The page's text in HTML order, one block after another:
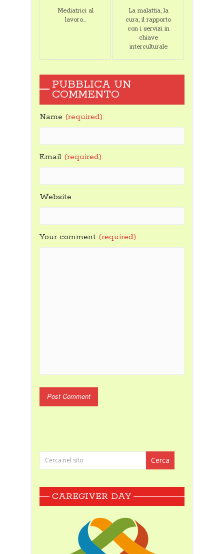
Mediatrici al
lavoro…
La malattia, la
cura, il rapporto
con i servizi in
chiave
interculturale
PUBBLICA UN
COMMENTO
Name (required):
Email (required):
Website
Your comment (required):
CAREGIVER DAY